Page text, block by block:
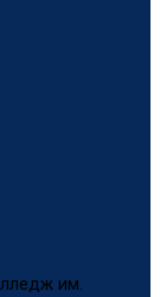
им.